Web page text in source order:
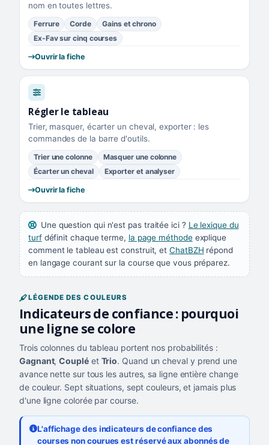
nom en toutes lettres.
Ferrure Corde
Gains et chrono
Ex-Fav sur cinq courses
Ouvrir la fiche
Régler le tableau
Trier, masquer, écarter un cheval, exporter : les
commandes de la barre d'outils.
Trier une colonne
Masquer une colonne
Écarter un cheval
Exporter et analyser
Ouvrir la fiche
Une question qui n'est pas traitée ici ? Le lexique du
turfdéfinit chaque terme, la page méthodeexplique
comment le tableau est construit, etChatBZH répond
en langage courant sur la course que vous préparez.
LÉGENDE DES COULEURS
Indicateurs de confiance : pourquoi
une ligne se colore
Trois colonnes du tableau portent nos probabilités :
Gagnant,Coupléet Trio. Quand un cheval y prend une
avance nette sur tous les autres, sa ligne entière change
de couleur. Sept situations, sept couleurs, et jamais plus
d'une ligne colorée par course.
L'affichage des indicateurs de confiance des
courses non courues est réservé aux abonnés de